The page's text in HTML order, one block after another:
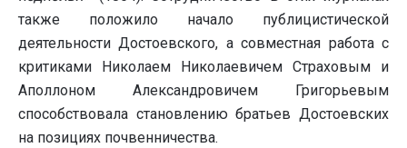
также положило начало публицистической
деятельности Достоевского, а совместная работа с
критиками Николаем Николаевичем Страховым и
Аполлоном Александровичем Григорьевым
способствовала становлению братьев Достоевских
на позициях почвенничества.